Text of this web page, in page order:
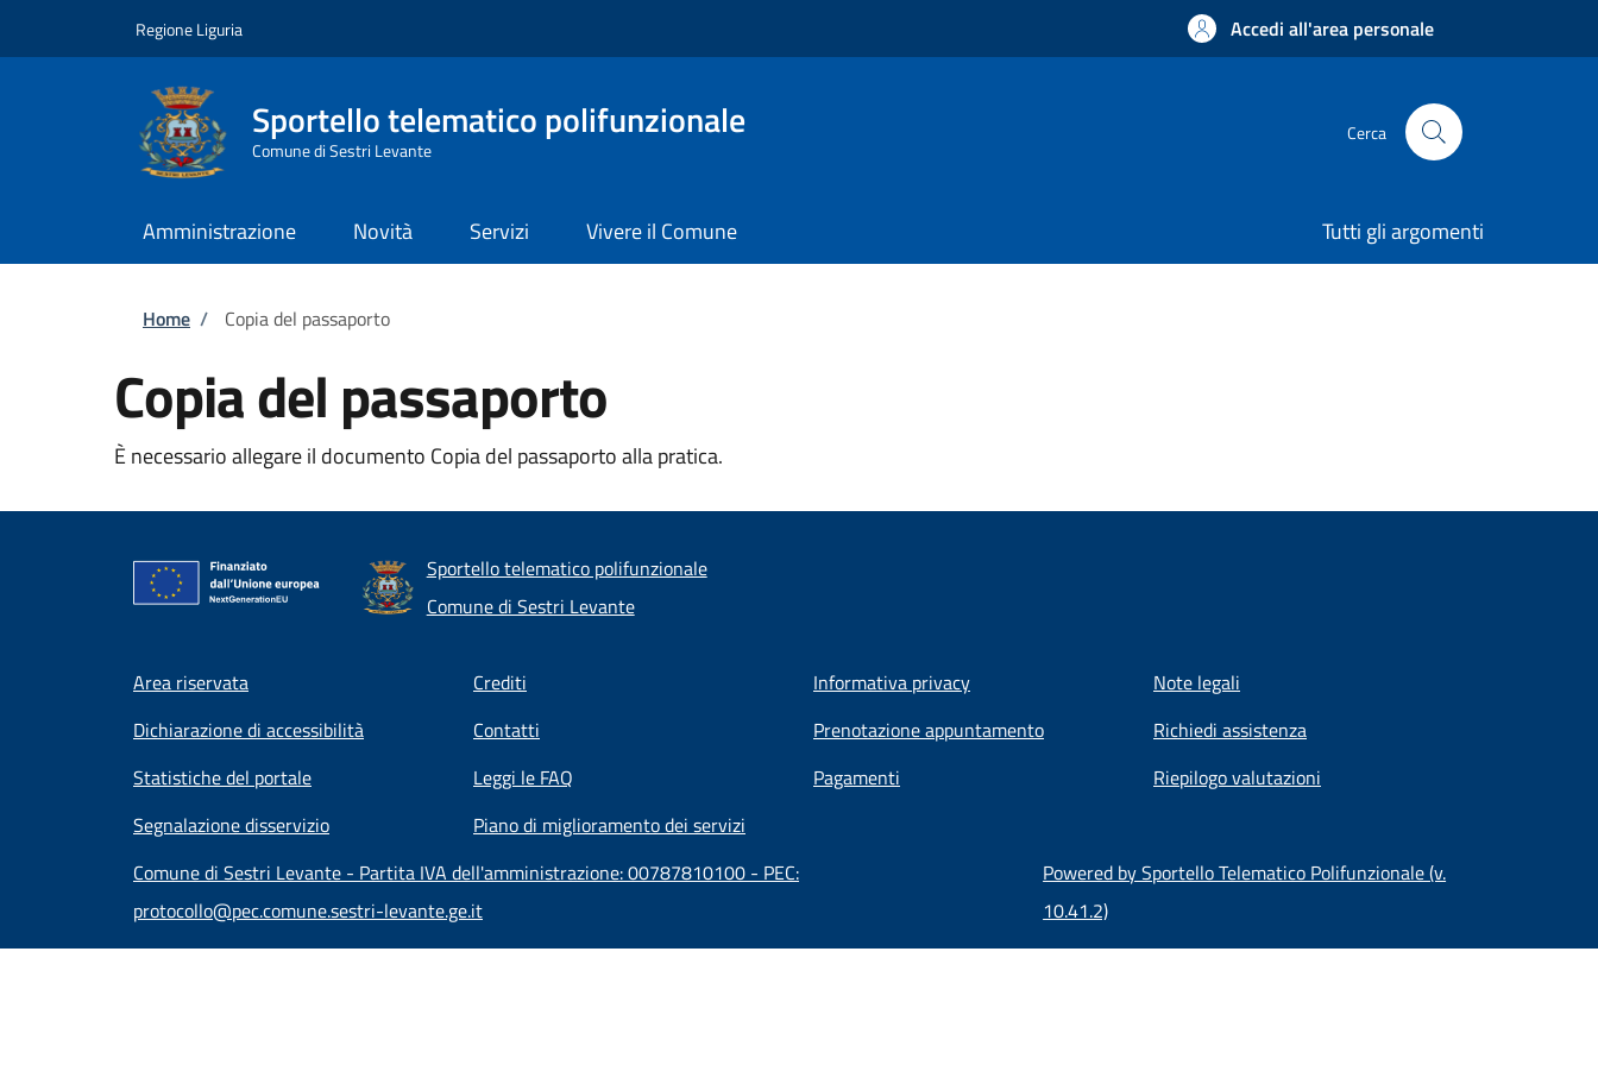
Regione Liguria Accedi all'area personale
Sportello telematico polifunzionale
Comune di Sestri Levante
Cerca
Amministrazione Novità Servizi Vivere il Comune Tutti gli argomenti
Briciole di pane
Home / Copia del passaporto
Copia del passaporto
È necessario allegare il documento Copia del passaporto alla pratica.
Sportello telematico polifunzionale
Comune di Sestri Levante
Footer menu
Area riservata Crediti Informativa privacy
Note legali
Dichiarazione di accessibilità
Contatti Prenotazione appuntamento
Richiedi assistenza
Statistiche del portale
Leggi le FAQ Pagamenti
Riepilogo valutazioni
Segnalazione disservizio
Piano di miglioramento dei servizi
Comune di Sestri Levante - Partita IVA dell'amministrazione: 00787810100 - PEC:
protocollo@pec.comune.sestri-levante.ge.it
Powered by Sportello Telematico Polifunzionale (v.
10.41.2)